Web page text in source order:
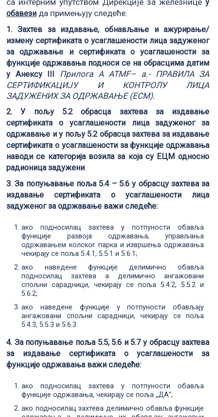
са интерним упутством Дирекције за железницеу
обавези да примењују следеће:
1. Захтев за издавање, обнављање и ажурирање/
измену сертификата о усаглашености лица задуженог
за одржавање и сертификата о усаглашености за
функције одржавања подноси се на обрасцима датим
у Анексу III
Прилога A ATMF– а.- ПРАВИЛА ЗА
СЕРТИФИКАЦИЈУ И КОНТРОЛУ ЛИЦА
ЗАДУЖЕНИХ ЗА ОДРЖАВАЊЕ (ЕCM).
2. У пољу 5.2 обрасца захтева за издавање
сертификата о усаглашености лица задуженог за
одржавање и у пољу 5.2 обрасцa захтева за издавање
сертификата о усаглашености за функције одржавања
наводи се категорија возила за која су ЕЦМ односно
радионица задужени.
3. За попуњавање поља 5.4 – 5.6 у обрасцу захтева за
издавање сертификата о усаглашености лица
задуженог за одржавање важи следеће:
ако подносилац захтева у потпуности обавља
функције развоја одржавања, управљања
одржавањем колског парка и извршења одржавања
чекирају се поља 5.4.1, 5.5.1 и 5.6.1;
ако наведене функције делимично обавља
подносилац захтева а делимично ангажовани
спољни сарадници, чекирају се поља 5.4.2, 5.5.2 и
5.6.2;
ако наведене функције у потпуности обављају
ангажовани спољни сарадници, чекирају се поља
5.4.3, 5.5.3 и 5.6.3.
4. За попуњавање поља 5.5, 5.6 и 5.7 у обрасцу захтева
за издавање сертификата о усаглашености за
функције одржавања важи следеће:
ако подносилац захтева у потпуности обавља
функције одржавања, чекирају се поља „ДА”;
ако подносилац захтева делимично обавља функције